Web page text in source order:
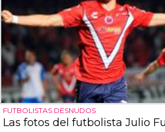
FUTBOLISTAS DESNUDOS
Las fotos del futbolista Julio